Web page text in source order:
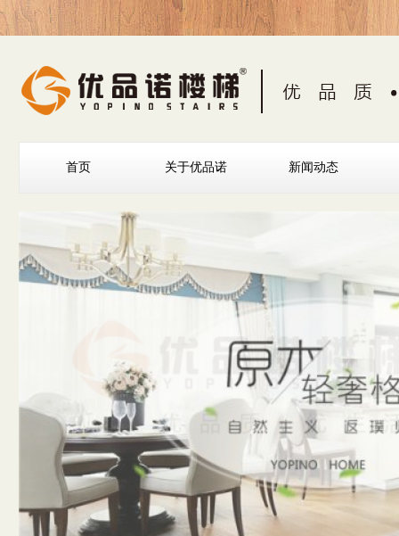
首页 关于优品诺 新闻动态